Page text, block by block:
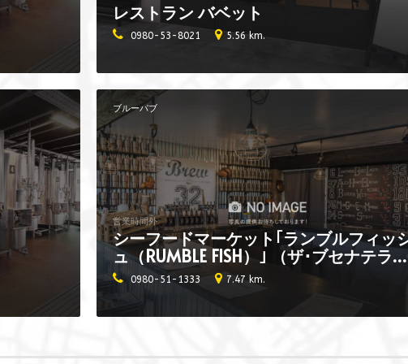
レストラン バベット
0980-53-8021 5.56 km.
ブルーパブ
シーフードマーケット｢ランブルフィッ
ュ（RUMBLE FISH）｣ （ザ･ブセナテラス
内 チャタンビール）
営業時間外
0980-51-1333 7.47 km.